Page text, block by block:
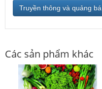
Truyền thông và quảng bá
Các sản phẩm khác